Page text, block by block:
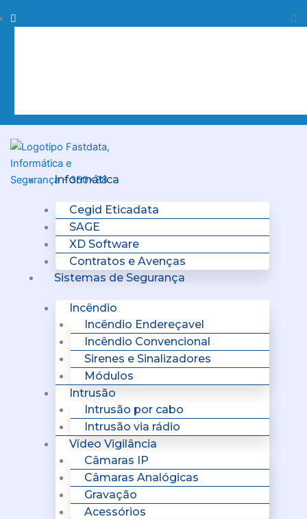
to
Procurar
Informática
Cegid Eticadata
SAGE
XD Software
Contratos e Avenças
Sistemas de Segurança
Incêndio
Incêndio Endereçavel
Incêndio Convencional
Sirenes e Sinalizadores
Módulos
Intrusão
Intrusão por cabo
Intrusão via rádio
Vídeo Vigilância
Câmaras IP
Câmaras Analógicas
Gravação
Acessórios
Menu